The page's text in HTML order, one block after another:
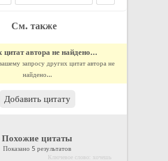
См. также
цитат автора не найдено...
запросу других цитат автора не
найдено...
Добавить цитату
Похожие цитаты
Показано 5 результатов
Ключевое слово: хочешь